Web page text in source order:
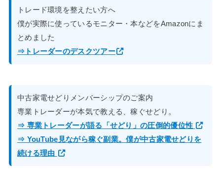
トレード環境を整えたい方へ
僕が実際に使っているモニター・本などをAmazonにま
とめました
⇒トレーダーのデスクツアー
中古家電せどりメンバーシップのご案内
専業トレーダーが本気で教える、稼ぐせどり。
⇒ 専業トレーダーが語る「せどり」の圧倒的優位性
⇒ YouTube見ながら稼ぐ副業。僕が中古家電せどりを
続ける理由